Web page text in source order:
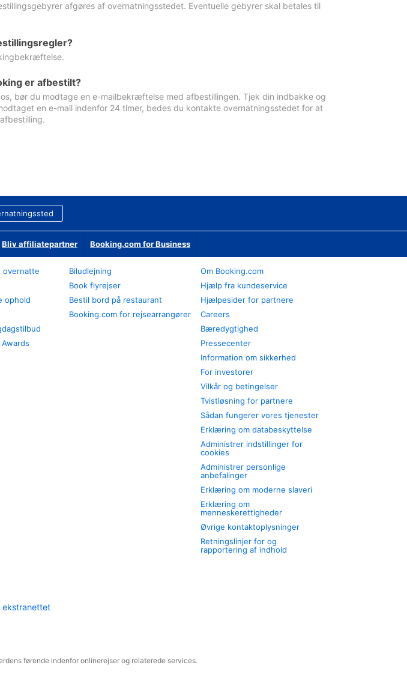
afgøres af overnatningsstedet. Eventuelle gebyrer skal betales til
er afbestilt?
bør du modtage en e-mailbekræftelse med afbestillingen. Tjek din indbakke og
en e-mail indenfor 24 timer, bedes du kontakte overnatningsstedet for at
Bliv affiliatepartner Booking.com for Business
overnatte
ophold
Biludlejning
Book flyrejser
Bestil bord på restaurant
Booking.com for rejsearrangører
Om Booking.com
Hjælp fra kundeservice
Hjælpesider for partnere
Careers
Bæredygtighed
Pressecenter
Information om sikkerhed
For investorer
Vilkår og betingelser
Tvistløsning for partnere
Sådan fungerer vores tjenester
Erklæring om databeskyttelse
Administrer indstillinger for
cookies
Administrer personlige
anbefalinger
Erklæring om moderne slaveri
Erklæring om
menneskerettigheder
Øvrige kontaktoplysninger
Retningslinjer for og
rapportering af indhold
ekstranettet
førende indenfor onlinerejser og relaterede services.